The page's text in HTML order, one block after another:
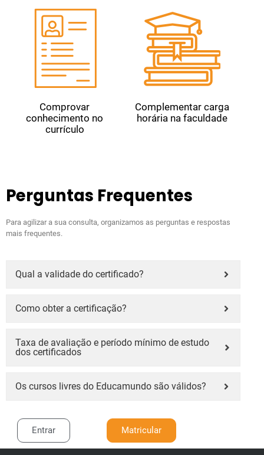
Comprovar
conhecimento no
currículo
Complementar carga
horária na faculdade
Perguntas Frequentes
Para agilizar a sua consulta, organizamos as perguntas e respostas
mais frequentes.
Qual a validade do certificado?
Como obter a certificação?
Taxa de avaliação e período mínimo de estudo
dos certificados
Os cursos livres do Educamundo são válidos?
Entrar Matricular